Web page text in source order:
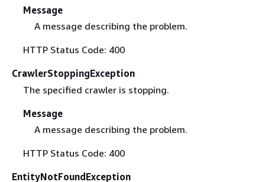
Message
A message describing the problem.
HTTP Status Code: 400
CrawlerStoppingException
The specified crawler is stopping.
Message
A message describing the problem.
HTTP Status Code: 400
EntityNotFoundException